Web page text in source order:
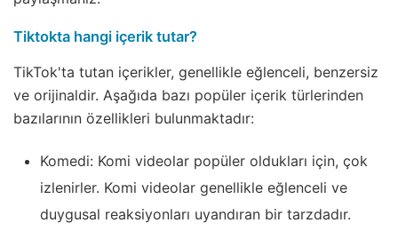
Tiktokta hangi içerik tutar?
TikTok'ta tutan içerikler, genellikle eğlenceli, benzersiz
ve orijinaldir. Aşağıda bazı popüler içerik türlerinden
bazılarının özellikleri bulunmaktadır:
Komedi: Komi videolar popüler oldukları için, çok
izlenirler. Komi videolar genellikle eğlenceli ve
duygusal reaksiyonları uyandıran bir tarzdadır.